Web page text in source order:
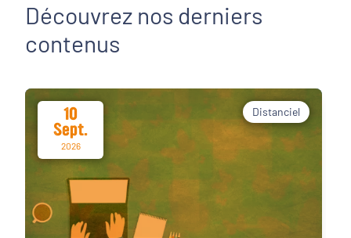
Découvrez nos derniers
contenus
10
Sept.
2026
Distanciel